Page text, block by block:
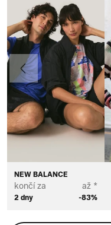
NEW BALANCE
končí za
2 dny
až *
-83%
Předchozí